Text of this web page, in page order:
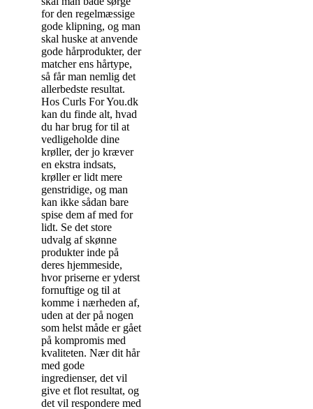
for den regelmæssige
gode klipning, og man
skal huske at anvende
gode hårprodukter, der
matcher ens hårtype,
så får man nemlig det
allerbedste resultat.
Hos Curls For You.dk
kan du finde alt, hvad
du har brug for til at
vedligeholde dine
krøller, der jo kræver
en ekstra indsats,
krøller er lidt mere
genstridige, og man
kan ikke sådan bare
spise dem af med for
lidt. Se det store
udvalg af skønne
produkter inde på
deres hjemmeside,
hvor priserne er yderst
fornuftige og til at
komme i nærheden af,
uden at der på nogen
som helst måde er gået
på kompromis med
kvaliteten. Nær dit hår
med gode
ingredienser, det vil
give et flot resultat, og
det vil respondere med